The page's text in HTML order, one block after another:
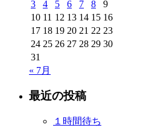
3
4 5 6 7 8
9
10 11 12 13 14 15 16
17 18 19 20 21 22 23
24 25 26 27 28 29 30
31
« 7月
最近の投稿
１時間待ち